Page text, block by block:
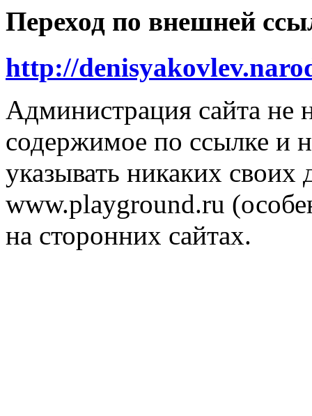
Переход по внешней
http://
Администрация сайта не
содержимое по ссылке и
указывать никаких
www.playground.ru
на сторонних сайтах.